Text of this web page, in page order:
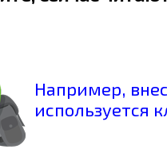
Например,
используется